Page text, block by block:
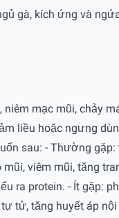
gà, kích ứng và
mạc mũi, chảy
liều hoặc ngưng
sau: - Thường
viêm mũi, tăng
ra protein. - Ít gặp:
tử, tăng huyết áp